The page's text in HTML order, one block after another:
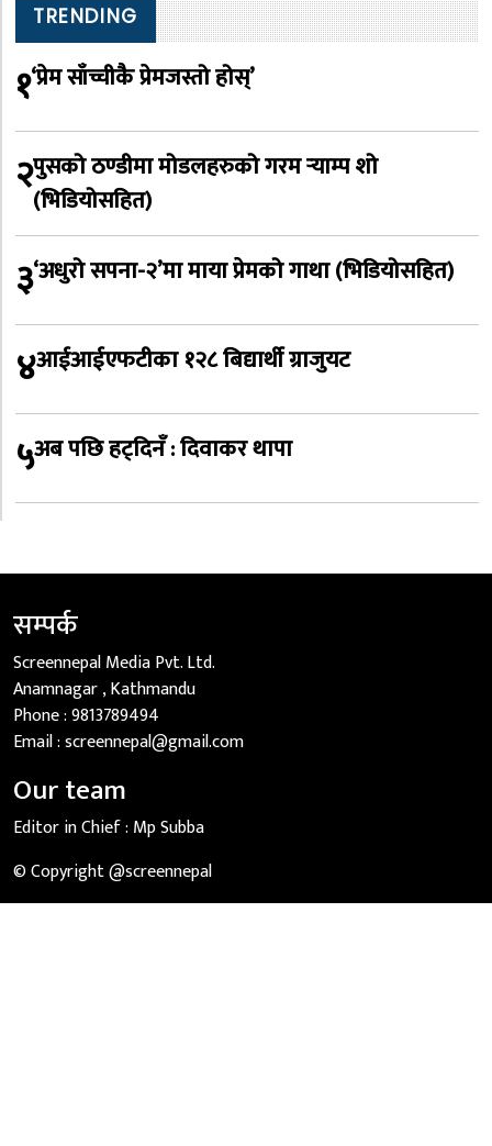
TRENDING
१‘प्रेम साँच्चीकै प्रेमजस्तो होस्’
२पुसको ठण्डीमा मोडलहरुको गरम र्‍याम्प शो
(भिडियोसहित)
३‘अधुरो सपना-२’मा माया प्रेमको गाथा (भिडियोसहित)
४आईआईएफटीका १२८ बिद्यार्थी ग्राजुयट
५अब पछि हट्दिनँ : दिवाकर थापा
सम्पर्क
Screennepal Media Pvt. Ltd.
Anamnagar , Kathmandu
Phone :9813789494
Email :screennepal@gmail.com
Our team
Editor in Chief : Mp Subba
© Copyright @screennepal